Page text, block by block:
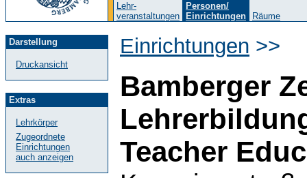
Lehr-
veranstaltungen
Personen/
Einrichtungen
Räume
Darstellung
Druckansicht
Extras
Lehrkörper
Zugeordnete
Einrichtungen
auch anzeigen
Einrichtungen >>
Bamberger
Teacher